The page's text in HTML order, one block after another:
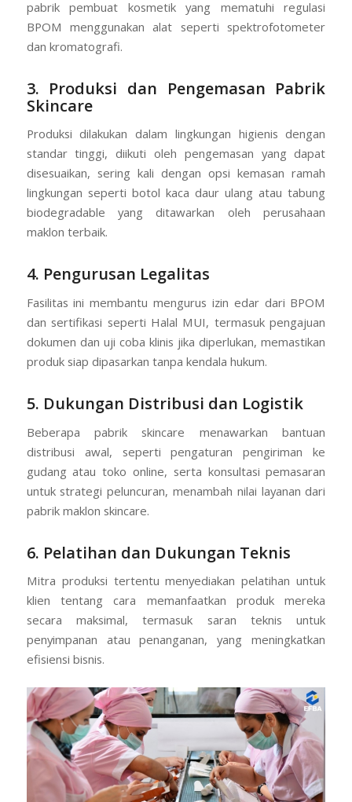
pabrik pembuat kosmetik yang mematuhi regulasi
BPOM menggunakan alat seperti spektrofotometer
dan kromatografi.
3. Produksi dan Pengemasan Pabrik
Skincare
Produksi dilakukan dalam lingkungan higienis dengan
standar tinggi, diikuti oleh pengemasan yang dapat
disesuaikan, sering kali dengan opsi kemasan ramah
lingkungan seperti botol kaca daur ulang atau tabung
biodegradable yang ditawarkan oleh perusahaan
maklon terbaik.
4. Pengurusan Legalitas
Fasilitas ini membantu mengurus izin edar dari BPOM
dan sertifikasi seperti Halal MUI, termasuk pengajuan
dokumen dan uji coba klinis jika diperlukan, memastikan
produk siap dipasarkan tanpa kendala hukum.
5. Dukungan Distribusi dan Logistik
Beberapa pabrik skincare menawarkan bantuan
distribusi awal, seperti pengaturan pengiriman ke
gudang atau toko online, serta konsultasi pemasaran
untuk strategi peluncuran, menambah nilai layanan dari
pabrik maklon skincare.
6. Pelatihan dan Dukungan Teknis
Mitra produksi tertentu menyediakan pelatihan untuk
klien tentang cara memanfaatkan produk mereka
secara maksimal, termasuk saran teknis untuk
penyimpanan atau penanganan, yang meningkatkan
efisiensi bisnis.